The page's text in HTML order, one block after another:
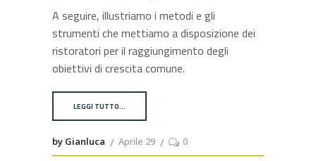
A seguire, illustriamo i metodi e gli
strumenti che mettiamo a disposizione dei
ristoratori per il raggiungimento degli
obiettivi di crescita comune.
LEGGI TUTTO…
by Gianluca Aprile 29 0